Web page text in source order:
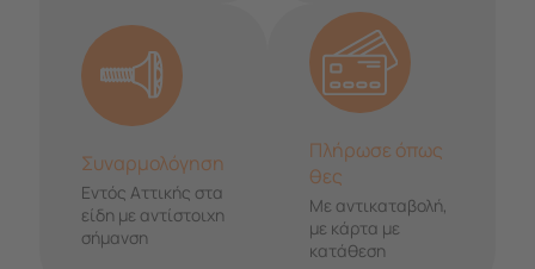
Συναρμολόγηση
Εντός Αττικής στα
είδη με αντίστοιχη
σήμανση
Πλήρωσε όπως
θες
Με αντικαταβολή,
με κάρτα με
κατάθεση